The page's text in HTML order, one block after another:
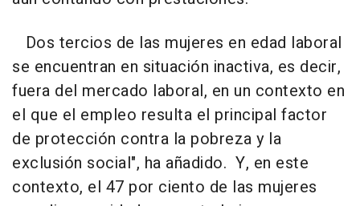
Dos tercios de las mujeres en edad laboral
se encuentran en situación inactiva, es decir,
fuera del mercado laboral, en un contexto en
el que el empleo resulta el principal factor
de protección contra la pobreza y la
exclusión social", ha añadido. Y, en este
contexto, el 47 por ciento de las mujeres